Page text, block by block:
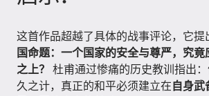
这首作品超越了具体的战事评论，它提
国命题：一个国家的安全与尊严，究
之上？
杜甫通过惨痛的历史教训指出
久之计，真正的和平必须建立在 自身武